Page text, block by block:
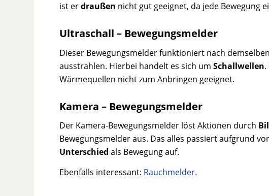
ist erdraußen nicht gut geeignet, da jede Bewegung
Ultraschall – Bewegungsmelder
Dieser Bewegungsmelder funktioniert nach
ausstrahlen. Hierbei handelt es sich umSchallwellen
Wärmequellen nicht zum Anbringen geeignet.
Kamera – Bewegungsmelder
Der Kamera-Bewegungsmelder löst Aktionen durch
Bewegungsmelder aus. Das alles passiert aufgrund
Unterschied als Bewegung auf.
Ebenfalls interessant: Rauchmelder.